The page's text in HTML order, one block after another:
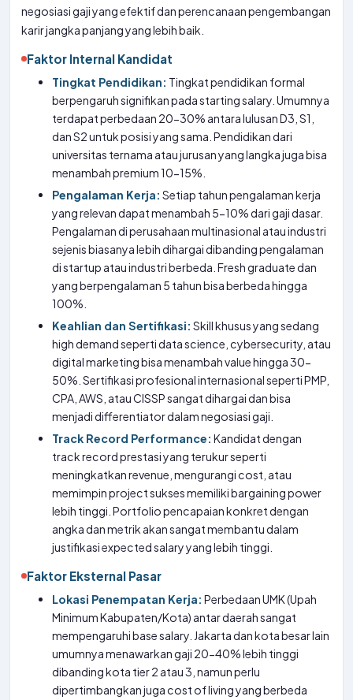
negosiasi gaji yang efektif dan perencanaan pengembangan
karir jangka panjang yang lebih baik.
Faktor Internal Kandidat
Tingkat Pendidikan: Tingkat pendidikan formal
berpengaruh signifikan pada starting salary. Umumnya
terdapat perbedaan 20-30% antara lulusan D3, S1,
dan S2 untuk posisi yang sama. Pendidikan dari
universitas ternama atau jurusan yang langka juga bisa
menambah premium 10-15%.
Pengalaman Kerja: Setiap tahun pengalaman kerja
yang relevan dapat menambah 5-10% dari gaji dasar.
Pengalaman di perusahaan multinasional atau industri
sejenis biasanya lebih dihargai dibanding pengalaman
di startup atau industri berbeda. Fresh graduate dan
yang berpengalaman 5 tahun bisa berbeda hingga
100%.
Keahlian dan Sertifikasi: Skill khusus yang sedang
high demand seperti data science, cybersecurity, atau
digital marketing bisa menambah value hingga 30-
50%. Sertifikasi profesional internasional seperti PMP,
CPA, AWS, atau CISSP sangat dihargai dan bisa
menjadi differentiator dalam negosiasi gaji.
Track Record Performance: Kandidat dengan
track record prestasi yang terukur seperti
meningkatkan revenue, mengurangi cost, atau
memimpin project sukses memiliki bargaining power
lebih tinggi. Portfolio pencapaian konkret dengan
angka dan metrik akan sangat membantu dalam
justifikasi expected salary yang lebih tinggi.
Faktor Eksternal Pasar
Lokasi Penempatan Kerja: Perbedaan UMK (Upah
Minimum Kabupaten/Kota) antar daerah sangat
mempengaruhi base salary. Jakarta dan kota besar lain
umumnya menawarkan gaji 20-40% lebih tinggi
dibanding kota tier 2 atau 3, namun perlu
dipertimbangkan juga cost of living yang berbeda